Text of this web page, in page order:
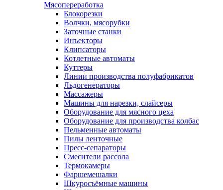
Мясопереработка
Блокорезки
Волчки, мясорубки
Заточные станки
Инъекторы
Клипсаторы
Котлетные автоматы
Куттеры
Линии производства полуфабрикатов
Льдогенераторы
Массажеры
Машины для нарезки, слайсеры
Оборудование для мясного цеха
Оборудование для производства колбас
Пельменные автоматы
Пилы ленточные
Пресс-сепараторы
Смесители рассола
Термокамеры
Фаршемешалки
Шкуросъёмные машины